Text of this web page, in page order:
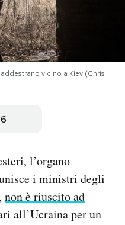
vicino a Kiev (Chris
l’organo
i ministri degli
non è riuscito ad
all’Ucraina per un